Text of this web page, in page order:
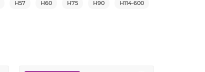
Н57 Н60 Н75 Н90 Н114-600